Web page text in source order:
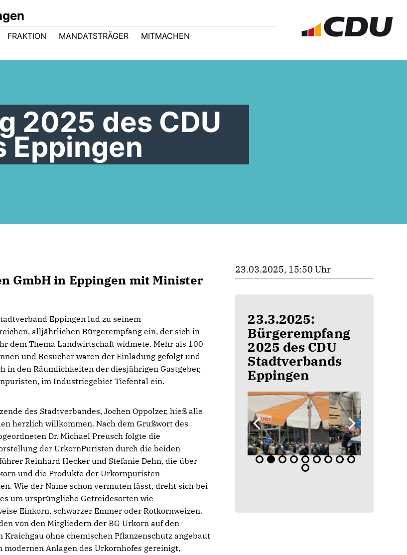
FRAKTION MANDATSTRÄGER MITMACHEN
2025 des CDU
Eppingen
GmbH in Eppingen mit Minister
Eppingen lud zu seinem
alljährlichen Bürgerempfang ein, der sich in
dem Thema Landwirtschaft widmete. Mehr als 100
und Besucher waren der Einladung gefolgt und
in den Räumlichkeiten der diesjährigen Gastgeber,
im Industriegebiet Tiefental ein.
des Stadtverbandes, Jochen Oppolzer, hieß alle
herzlich willkommen. Nach dem Grußwort des
Dr. Michael Preusch folgte die
der UrkornPuristen durch die beiden
Reinhard Hecker und Stefanie Dehn, die über
und die Produkte der Urkornpuristen
Wie der Name schon vermuten lässt, dreht sich bei
um ursprüngliche Getreidesorten wie
Einkorn, schwarzer Emmer oder Rotkornweizen.
von den Mitgliedern der BG Urkorn auf den
Kraichgau ohne chemischen Pflanzenschutz angebaut
modernen Anlagen des Urkornhofes gereinigt,
23.03.2025, 15:50 Uhr
23.3.2025:
Bürgerempfang
2025 des CDU
Stadtverbands
Eppingen